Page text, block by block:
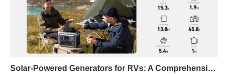
Solar-Powered Generators for RVs: A Comprehensive Guide